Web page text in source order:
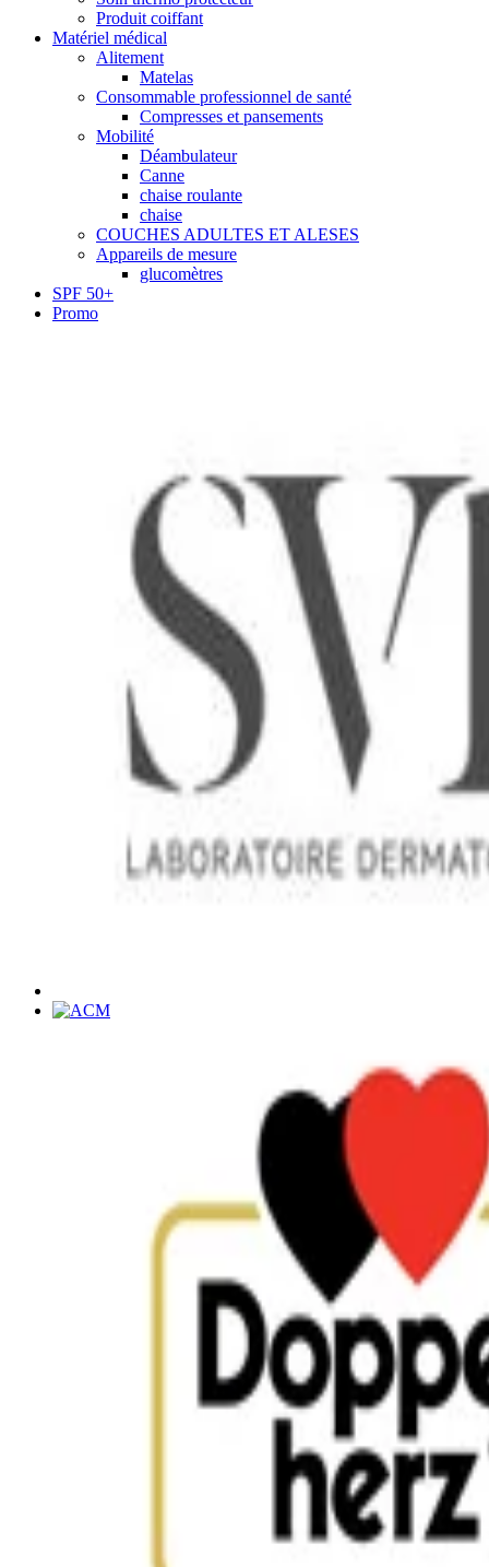
Produit coiffant
Matériel médical
Alitement
Matelas
Consommable professionnel de santé
Compresses et pansements
Mobilité
Déambulateur
Canne
chaise roulante
chaise
COUCHES ADULTES ET ALESES
Appareils de mesure
glucomètres
SPF 50+
Promo